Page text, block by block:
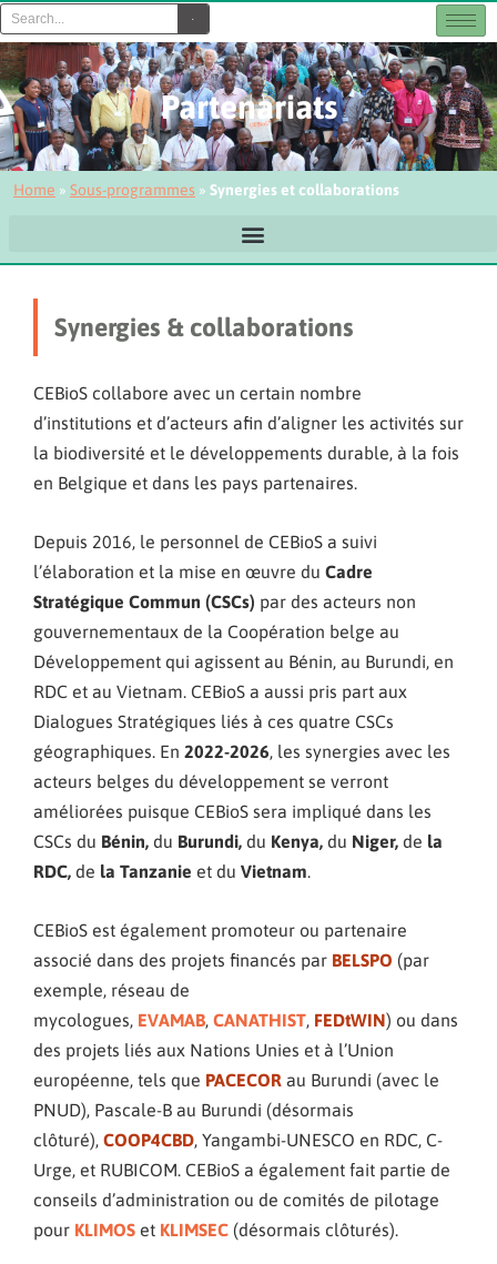
Partenariats
Home » Sous-programmes » Synergies et collaborations
Synergies & collaborations
CEBioS collabore avec un certain nombre
d’institutions et d’acteurs afin d’aligner les activités sur
la biodiversité et le développements durable, à la fois
en Belgique et dans les pays partenaires.
Depuis 2016, le personnel de CEBioS a suivi
l’élaboration et la mise en œuvre du Cadre
Stratégique Commun (CSCs) par des acteurs non
gouvernementaux de la Coopération belge au
Développement qui agissent au Bénin, au Burundi, en
RDC et au Vietnam. CEBioS a aussi pris part aux
Dialogues Stratégiques liés à ces quatre CSCs
géographiques. En 2022-2026, les synergies avec les
acteurs belges du développement se verront
améliorées puisque CEBioS sera impliqué dans les
CSCs du Bénin, du Burundi, du Kenya, du Niger, de la
RDC, de la Tanzanie et du Vietnam.
CEBioS est également promoteur ou partenaire
associé dans des projets financés par BELSPO (par
exemple, réseau de
mycologues, EVAMAB CANATHIST FEDtWIN) ou dans
des projets liés aux Nations Unies et à l’Union
européenne, tels que PACECOR au Burundi (avec le
PNUD), Pascale-B au Burundi (désormais
clôturé), COOP4CBD , Yangambi-UNESCO en RDC, C-
Urge, et RUBICOM. CEBioS a également fait partie de
conseils d’administration ou de comités de pilotage
pour KLIMOS et KLIMSEC (désormais clôturés).